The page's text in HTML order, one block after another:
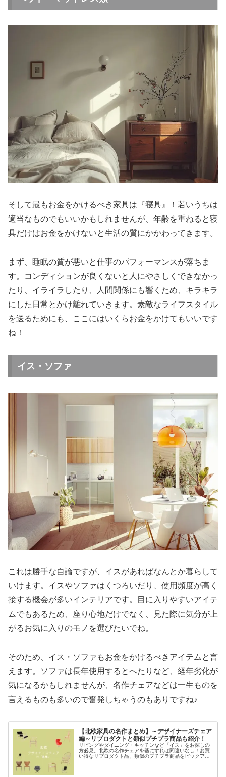
そして最もお金をかけるべき家具は『寝具』！若いうちは
適当なものでもいいかもしれませんが、年齢を重ねると寝
具だけはお金をかけないと生活の質にかかわってきます。
まず、睡眠の質が悪いと仕事のパフォーマンスが落ちま
す。コンディションが良くないと人にやさしくできなかっ
たり、イライラしたり、人間関係にも響くため、キラキラ
にした日常とかけ離れていきます。素敵なライフスタイル
を送るためにも、ここにはいくらお金をかけてもいいです
ね！
イス・ソファ
これは勝手な自論ですが、イスがあればなんとか暮らして
いけます。イスやソファはくつろいだり、使用頻度が高く
接する機会が多いインテリアです。目に入りやすいアイテ
ムでもあるため、座り心地だけでなく、見た際に気分が上
がるお気に入りのモノを選びたいでね。
そのため、イス・ソファもお金をかけるべきアイテムと言
えます。ソファは長年使用するとへたりなど、経年劣化が
気になるかもしれませんが、名作チェアなどは一生ものを
言えるものも多いので奮発しちゃうのもありですね♪
【北欧家具の名作まとめ】～デザイナーズチェア
編～リプロダクトと類似プチプラ商品も紹介！
リビングやダイニング・キッチンなど「イス」をお探しの
方必見。北欧の名作チェアを基にすれば間違いなし！お買
い得なリプロダクト品、類似のプチプラ商品をピックアッ